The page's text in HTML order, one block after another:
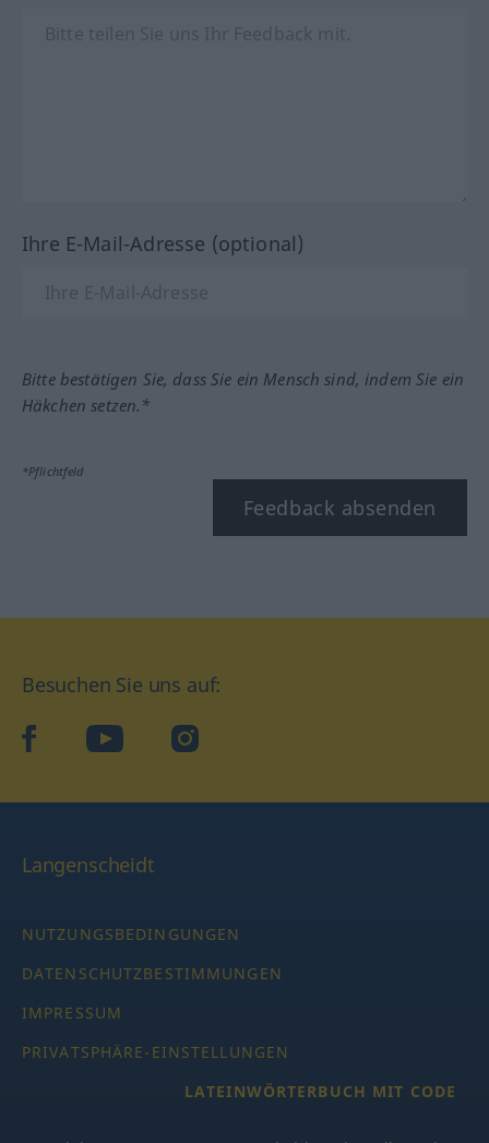
Ihre E-Mail-Adresse (optional)
Bitte bestätigen Sie, dass Sie ein Mensch sind, indem Sie ein
Häkchen setzen.*
*Pflichtfeld
Feedback absenden
Besuchen Sie uns auf:
facebookYouTube Instagram
Langenscheidt
NUTZUNGSBEDINGUNGEN
DATENSCHUTZBESTIMMUNGEN
IMPRESSUM
PRIVATSPHÄRE-EINSTELLUNGEN
LATEINWÖRTERBUCH MIT CODE